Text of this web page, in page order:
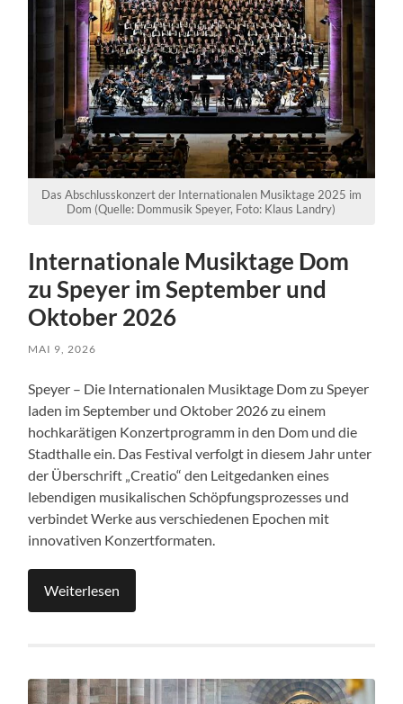
Das Abschlusskonzert der Internationalen Musiktage 2025 im
Dom (Quelle: Dommusik Speyer, Foto: Klaus Landry)
Internationale Musiktage Dom
zu Speyer im September und
Oktober 2026
MAI 9, 2026
Speyer – Die Internationalen Musiktage Dom zu Speyer
laden im September und Oktober 2026 zu einem
hochkarätigen Konzertprogramm in den Dom und die
Stadthalle ein. Das Festival verfolgt in diesem Jahr unter
der Überschrift „Creatio“ den Leitgedanken eines
lebendigen musikalischen Schöpfungsprozesses und
verbindet Werke aus verschiedenen Epochen mit
innovativen Konzertformaten.
Weiterlesen